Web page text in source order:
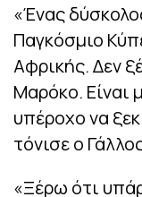
«Ένας
Παγκόσμιο
Αφρικής. Δεν
Μαρόκο. Είναι
υπέροχο να
τόνισε ο
«Ξέρω ότι